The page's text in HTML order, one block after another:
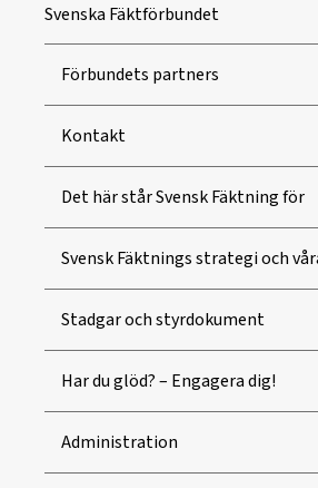
Svenska Fäktförbundet
Förbundets partners
Kontakt
Det här står Svensk Fäktning för
Svensk Fäktnings strategi och
Stadgar och styrdokument
Har du glöd? – Engagera dig!
Administration